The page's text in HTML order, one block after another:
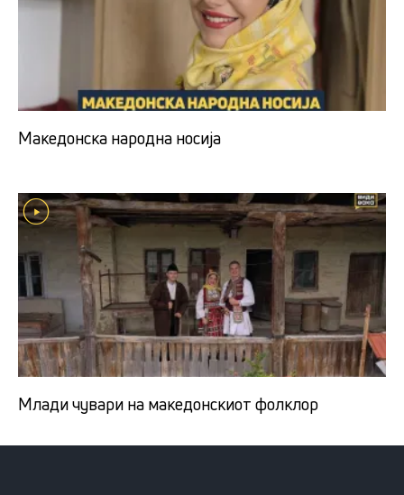
Македонска народна носија
Млади чувари на македонскиот фолклор